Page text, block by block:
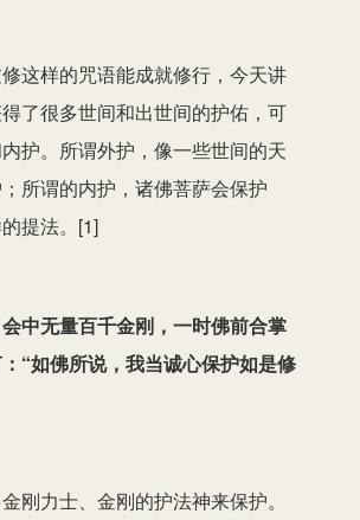
这样的咒语能成就修行，今天讲
了很多世间和出世间的护佑，可
护。所谓外护，像一些世间的天
所谓的内护，诸佛菩萨会保护
提法。[1]
中无量百千金刚，一时佛前合掌
“如佛所说，我当诚心保护如是修
刚力士、金刚的护法神来保护。